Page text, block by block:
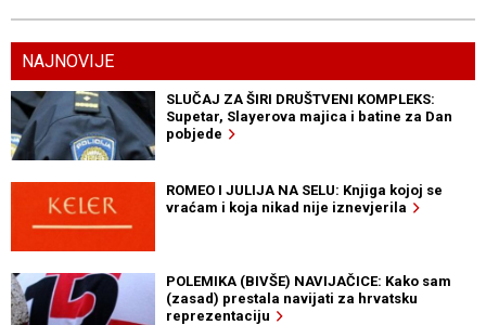
NAJNOVIJE
SLUČAJ ZA ŠIRI DRUŠTVENI KOMPLEKS:
Supetar, Slayerova majica i batine za Dan
pobjede
ROMEO I JULIJA NA SELU: Knjiga kojoj se
vraćam i koja nikad nije iznevjerila
POLEMIKA (BIVŠE) NAVIJAČICE: Kako sam
(zasad) prestala navijati za hrvatsku
reprezentaciju